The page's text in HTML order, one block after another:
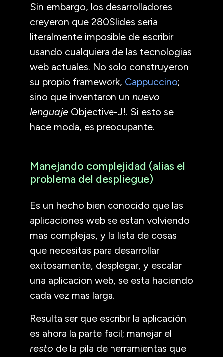
Sin embargo, los desarrolladores
creyeron que 280Slides seria
literalmente imposible de escribir
usando cualquiera de las tecnologias
web actuales. No solo construyeron
su propio framework, Cappuccino;
sino que inventaron un nuevo
lenguaje Objective-J!. Si esto se
hace moda, es preocupante.
Manejando complejidad (alias el
problema del despliegue)
Es un hecho bien conocido que las
aplicaciones web se estan volviendo
mas complejas, y la lista de cosas
que necesitas para desarrollar
exitosamente, desplegar, y escalar
una aplicacion web, se esta haciendo
cada vez mas larga.
Resulta ser que escribir la aplicación
es ahora la parte facil; manejar el
resto de la pila de herramientas que